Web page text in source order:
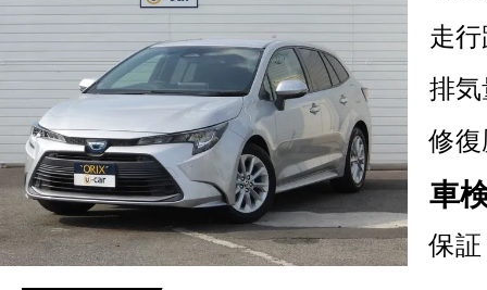
走
排気
修復
車
保証